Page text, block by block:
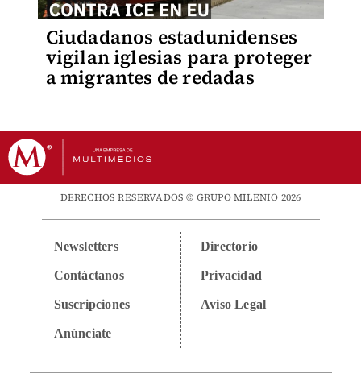
Ciudadanos estadunidenses
vigilan iglesias para proteger
a migrantes de redadas
DERECHOS RESERVADOS © GRUPO MILENIO 2026
Newsletters
Contáctanos
Suscripciones
Anúnciate
Directorio
Privacidad
Aviso Legal